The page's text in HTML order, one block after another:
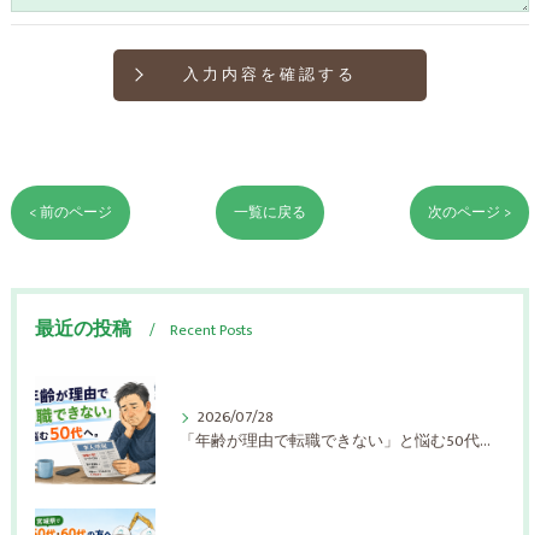
< 前のページ 一覧に戻る 次のページ >
最近の投稿 Recent Posts
2026/07/28
「年齢が理由で転職できない」と悩む50代へ。解体業界が求める人材とは【宮城県】